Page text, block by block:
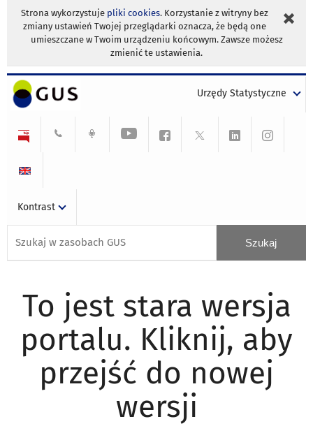
Strona wykorzystuje pliki cookies. Korzystanie z witryny bez
zmiany ustawień Twojej przeglądarki oznacza, że będą one
umieszczane w Twoim urządzeniu końcowym. Zawsze możesz
zmienić te ustawienia.
Urzędy Statystyczne
Kontrast
To jest stara wersja
portalu. Kliknij, aby
przejść do nowej
wersji